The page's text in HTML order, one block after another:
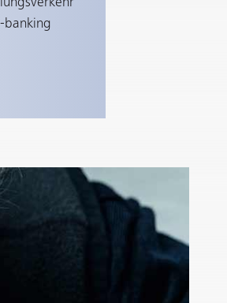
banking